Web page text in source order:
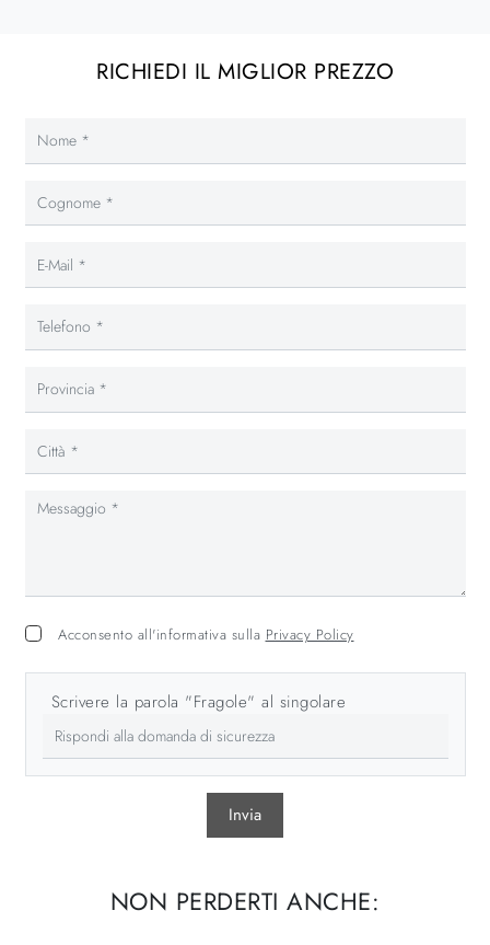
RICHIEDI IL MIGLIOR PREZZO
Acconsento all'informativa sulla Privacy Policy
Scrivere la parola "Fragole" al singolare
Invia
NON PERDERTI ANCHE: